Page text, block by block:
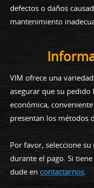
defectos o daños
mantenimiento
VIM ofrece una
asegurar que su pedido
económica,
presentan los métodos
Por favor, seleccione
durante el pago. Si
dude en contactarnos